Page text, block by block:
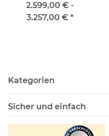
2.599,00 € -
3.257,00 € *
Kategorien
Sicher und einfach